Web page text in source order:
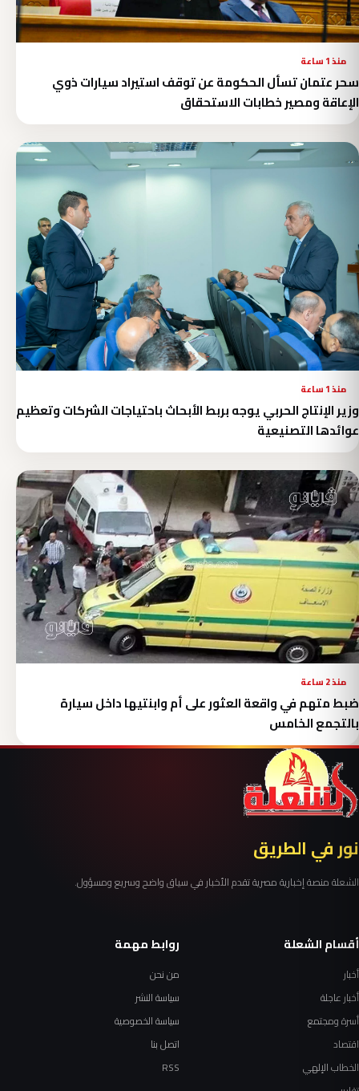
منذ 1 ساعة
سحر عتمان تسأل الحكومة عن توقف استيراد سيارات ذوي
الإعاقة ومصير خطابات الاستحقاق
منذ 1 ساعة
وزير الإنتاج الحربي يوجه بربط الأبحاث باحتياجات الشركات وتعظيم
عوائدها التصنيعية
منذ 2 ساعة
ضبط متهم في واقعة العثور على أم وابنتيها داخل سيارة
بالتجمع الخامس
نور في الطريق
الشعلة منصة إخبارية مصرية تقدم الأخبار في سياق واضح وسريع ومسؤول.
أقسام الشعلة
أخبار
أخبار عاجلة
أسرة ومجتمع
اقتصاد
الخطاب الإلهي
روابط مهمة
من نحن
سياسة النشر
سياسة الخصوصية
اتصل بنا
RSS